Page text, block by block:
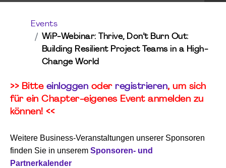
Events
WiP-Webinar: Thrive, Don’t Burn Out:
Building Resilient Project Teams in a High-
Change World
>> Bitte einloggen oder registrieren, um sich
für ein Chapter-eigenes Event anmelden zu
können! <<
Weitere Business-Veranstaltungen unserer Sponsoren
finden Sie in unserem Sponsoren- und
Partnerkalender